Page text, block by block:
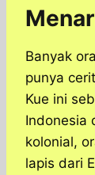
Banyak
punya
Kue ini
Indonesia
kolonial,
lapis dari